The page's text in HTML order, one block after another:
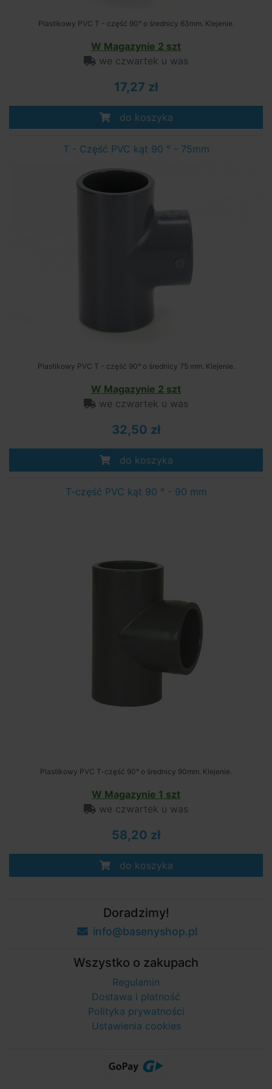
Plastikowy PVC T - część 90° o średnicy 63mm. Klejenie.
W Magazynie 2 szt
we czwartek u was
17,27 zł
do koszyka
T - Część PVC kąt 90 ° - 75mm
Plastikowy PVC T - część 90° o średnicy 75 mm. Klejenie.
W Magazynie 2 szt
we czwartek u was
32,50 zł
do koszyka
T-część PVC kąt 90 ° - 90 mm
Plastikowy PVC T-część 90° o średnicy 90mm. Klejenie.
W Magazynie 1 szt
we czwartek u was
58,20 zł
do koszyka
Doradzimy!
info@basenyshop.pl
Wszystko o zakupach
Regulamin
Dostawa i płatność
Polityka prywatności
Ustawienia cookies